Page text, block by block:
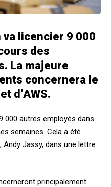
va licencier 9 000
des
La majeure
concernera le
d’AWS.
000 autres employés dans
semaines. Cela a été
Jassy, ​​​​dans une lettre
principalement